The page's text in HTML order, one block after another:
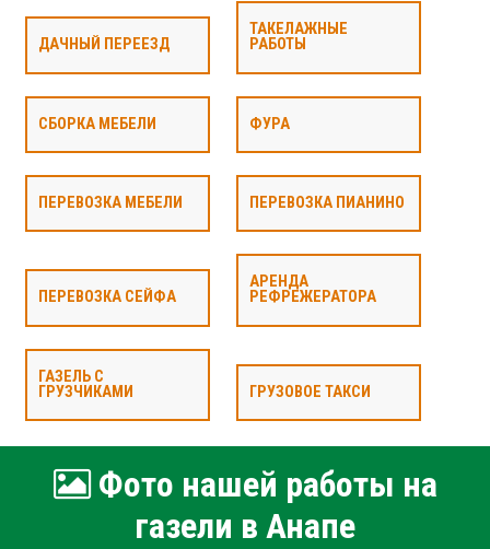
ДАЧНЫЙ ПЕРЕЕЗД
ТАКЕЛАЖНЫЕ
РАБОТЫ
СБОРКА МЕБЕЛИ ФУРА
ПЕРЕВОЗКА МЕБЕЛИ ПЕРЕВОЗКА ПИАНИНО
ПЕРЕВОЗКА СЕЙФА
АРЕНДА
РЕФРЕЖЕРАТОРА
ГАЗЕЛЬ С
ГРУЗЧИКАМИ
ГРУЗОВОЕ ТАКСИ
Фото нашей работы на
газели в Анапе